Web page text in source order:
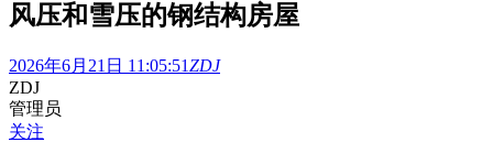
风压和雪压的钢结构房屋
2026年6月21日 11:05:51ZDJ
ZDJ
管理员
关注